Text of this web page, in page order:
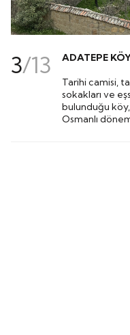
3/13
ADATEPE
Tarihi camisi,
sokakları ve
bulunduğu
Osmanlı